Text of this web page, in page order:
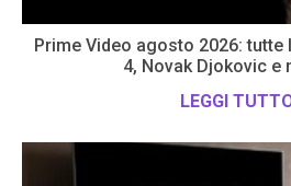
Prime Video agosto 2026: tutte
4, Novak Djokovic e
LEGGI